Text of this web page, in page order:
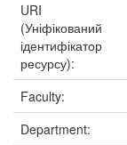
URI
(Уніфікований
ідентифікатор
ресурсу):
Faculty:
Department: